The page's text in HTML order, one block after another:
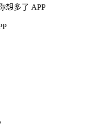
想多了 APP